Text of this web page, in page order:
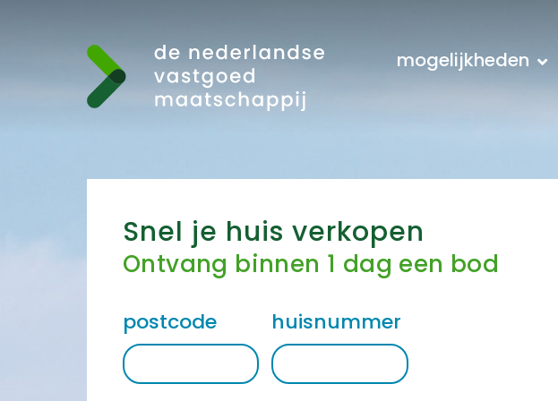
mogelijkheden
Snel je huis verkopen
Ontvang binnen 1 dag een bod
postcode huisnummer